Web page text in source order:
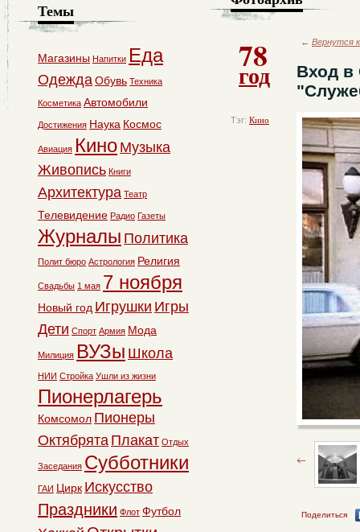
78
год
Тэг: Кино
← Вернутся
Вход в
Поделиться
Темы
Магазины Напитки Еда
ОдеждаОбувь Техника
Косметика Автомобили
Достижения Наука Космос
Авиация Кино Музыка
Живопись Книги
Архитектура Театр
Телевидение Радио Газеты
Журналы Политика
Полит бюро Астрология Религия
Свадьбы 1 мая 7 ноября
Новый год Игрушки Игры
Дети Спорт Армия Мода
Милиция ВУЗы Школа
НИИ Стройка Ушли из жизни
Пионерлагерь
Комсомол Пионеры
Октябрята Плакат Отдых
Заседания Субботники
ГАИ Цирк Искусство
Праздники Флот Футбол